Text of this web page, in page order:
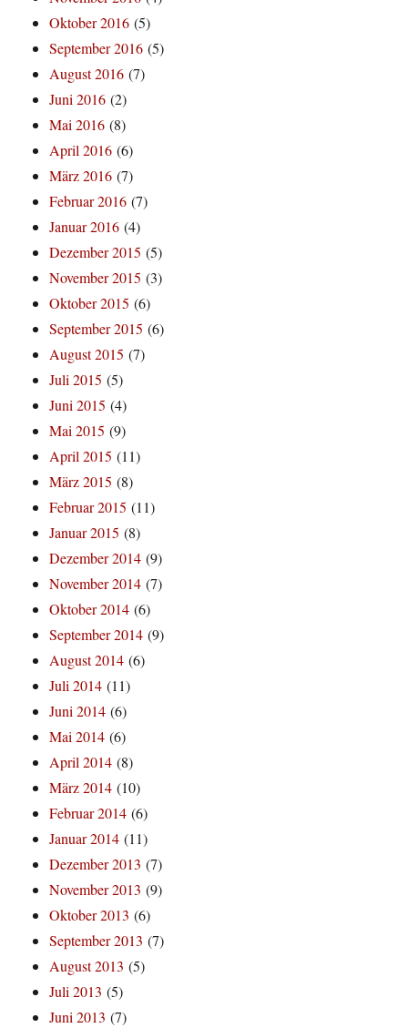
Oktober 2016 (5)
September 2016 (5)
August 2016 (7)
Juni 2016 (2)
Mai 2016 (8)
April 2016 (6)
März 2016 (7)
Februar 2016 (7)
Januar 2016 (4)
Dezember 2015 (5)
November 2015 (3)
Oktober 2015 (6)
September 2015 (6)
August 2015 (7)
Juli 2015 (5)
Juni 2015 (4)
Mai 2015 (9)
April 2015 (11)
März 2015 (8)
Februar 2015 (11)
Januar 2015 (8)
Dezember 2014 (9)
November 2014 (7)
Oktober 2014 (6)
September 2014 (9)
August 2014 (6)
Juli 2014 (11)
Juni 2014 (6)
Mai 2014 (6)
April 2014 (8)
März 2014 (10)
Februar 2014 (6)
Januar 2014 (11)
Dezember 2013 (7)
November 2013 (9)
Oktober 2013 (6)
September 2013 (7)
August 2013 (5)
Juli 2013 (5)
Juni 2013 (7)